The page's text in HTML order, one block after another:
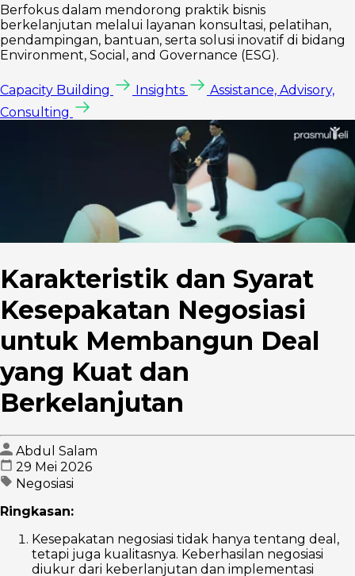
Berfokus dalam mendorong praktik bisnis
berkelanjutan melalui layanan konsultasi, pelatihan,
pendampingan, bantuan, serta solusi inovatif di bidang
Environment, Social, and Governance (ESG).
Capacity Building Insights
Assistance, Advisory,
Consulting
Karakteristik dan Syarat
Kesepakatan Negosiasi
untuk Membangun Deal
yang Kuat dan
Berkelanjutan
Abdul Salam
29 Mei 2026
Negosiasi
Ringkasan:
Kesepakatan negosiasi tidak hanya tentang deal,
tetapi juga kualitasnya. Keberhasilan negosiasi
diukur dari keberlanjutan dan implementasi